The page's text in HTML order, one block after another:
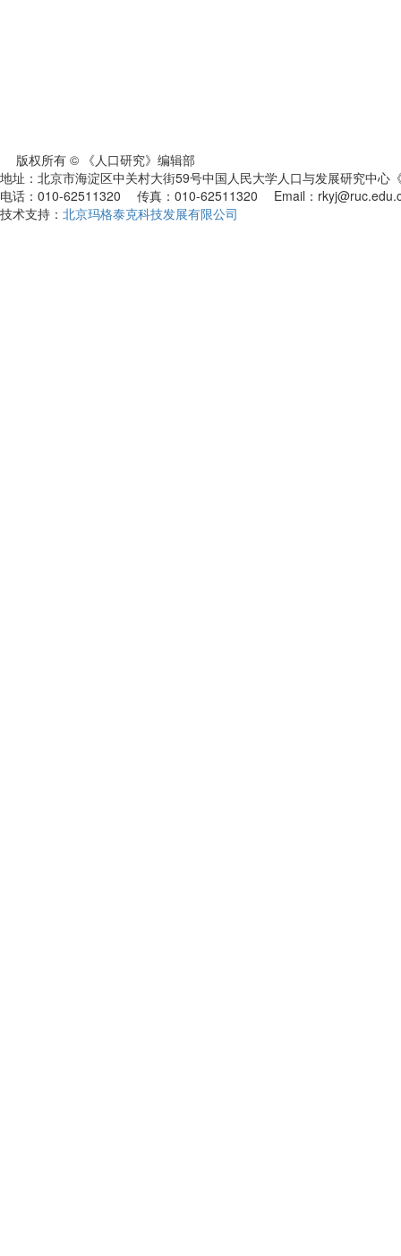
版权所有 © 《人口研究》编辑部
地址：北京市海淀区中关村大街59号中国人民大学人口与发展研究中
电话：010-62511320 传真：010-62511320 Email：
技术支持： 北京玛格泰克科技发展有限公司